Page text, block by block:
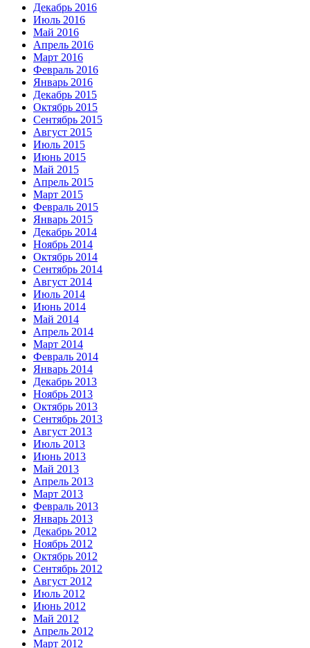
Декабрь 2016
Июль 2016
Май 2016
Апрель 2016
Март 2016
Февраль 2016
Январь 2016
Декабрь 2015
Октябрь 2015
Сентябрь 2015
Август 2015
Июль 2015
Июнь 2015
Май 2015
Апрель 2015
Март 2015
Февраль 2015
Январь 2015
Декабрь 2014
Ноябрь 2014
Октябрь 2014
Сентябрь 2014
Август 2014
Июль 2014
Июнь 2014
Май 2014
Апрель 2014
Март 2014
Февраль 2014
Январь 2014
Декабрь 2013
Ноябрь 2013
Октябрь 2013
Сентябрь 2013
Август 2013
Июль 2013
Июнь 2013
Май 2013
Апрель 2013
Март 2013
Февраль 2013
Январь 2013
Декабрь 2012
Ноябрь 2012
Октябрь 2012
Сентябрь 2012
Август 2012
Июль 2012
Июнь 2012
Май 2012
Апрель 2012
Март 2012